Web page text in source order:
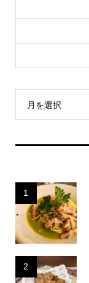
月を選択
1
2